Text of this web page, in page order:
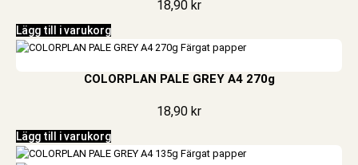
18,90 kr
Lägg till i varukorg
COLORPLAN PALE GREY A4 270g
18,90 kr
Lägg till i varukorg